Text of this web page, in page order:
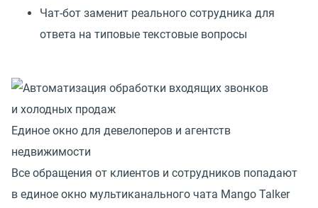
Чат-бот заменит реального сотрудника для
ответа на типовые текстовые вопросы
Единое окно для девелоперов и агентств
недвижимости
Все обращения от клиентов и сотрудников попадают
в единое окно мультиканального чата Mango Talker